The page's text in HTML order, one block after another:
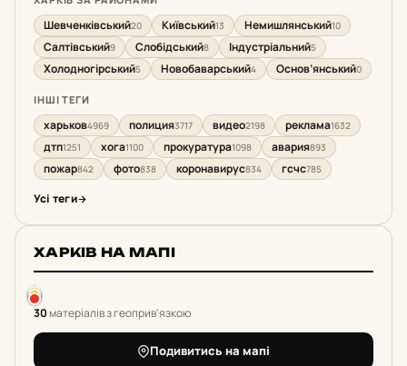
Шевченківський20 Київський13 Немишлянський10
Салтівський9 Слобідський8 Індустріальний5
Холодногірський5 Новобаварський4 Основ’янський0
ІНШІ ТЕГИ
харьков4969 полиция3717 видео2198 реклама1632
дтп1251 хога1100 прокуратура1098 авария893
пожар842 фото838 коронавирус834 гсчс785
Усі теги
ХАРКІВ НА МАПІ
30матеріалів з геоприв'язкою
Подивитись на мапі